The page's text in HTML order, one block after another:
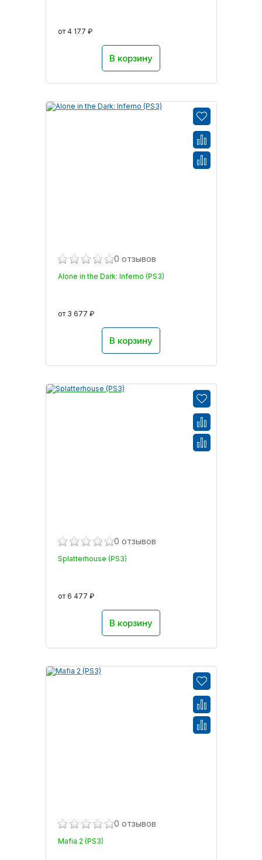
от 4 177 ₽
В корзину
0 отзывов
Alone in the Dark: Inferno (PS3)
от 3 677 ₽
В корзину
0 отзывов
Splatterhouse (PS3)
от 6 477 ₽
В корзину
0 отзывов
Mafia 2 (PS3)